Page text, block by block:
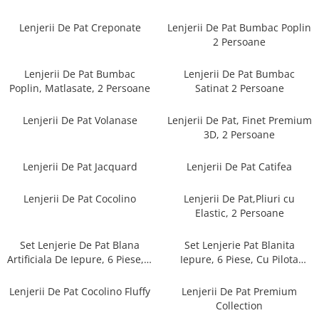
Cearceaf normal
Lenjerii De Pat Bumbac Poplin 2
Persoane
Matlasate, 2 Persoane
Lenjerii De Pat Volanase
Lenjerii De Pat, Finet Premium 3D,
Lenjerii De Pat Catifea
Set Lenjerie De Pat Blana
Lenjerii De Pat Creponate
Lenjerii De Pat Bumbac Poplin
2 Persoane
Lenjerii De Pat Bumbac
Poplin, Matlasate, 2 Persoane
Lenjerii De Pat Bumbac
Satinat 2 Persoane
Lenjerii De Pat Volanase
Lenjerii De Pat, Finet Premium
3D, 2 Persoane
Lenjerii De Pat Jacquard Lenjerii De Pat Catifea
Lenjerii De Pat Cocolino
Lenjerii De Pat,Pliuri cu
Elastic, 2 Persoane
Set Lenjerie De Pat Blana
Artificiala De Iepure, 6 Piese, 2
Set Lenjerie Pat Blanita
Iepure, 6 Piese, Cu Pilota
Lenjerii De Pat Cocolino Fluffy
Lenjerii De Pat Premium
Collection